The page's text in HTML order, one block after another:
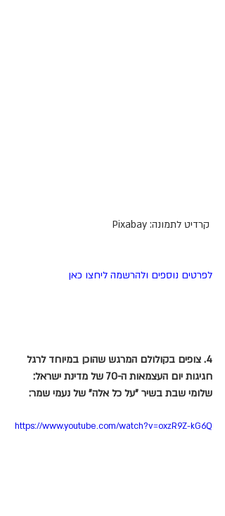
לפרטים נוספים ולהרשמה ליחצו כאן
4. צופים בקולולם המרגש שהוכן במיוחד לרגל
חגיגות יום העצמאות ה-70 של מדינת ישראל:
שלומי שבת בשיר "על כל אלה" של נעמי שמר:
https://www.youtube.com/watch?v=oxzR9Z-kG6Q